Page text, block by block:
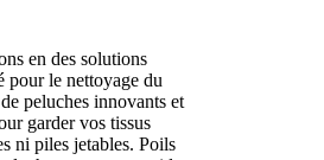
en des solutions
pour le nettoyage du
peluches innovants et
garder vos tissus
ni piles jetables. Poils